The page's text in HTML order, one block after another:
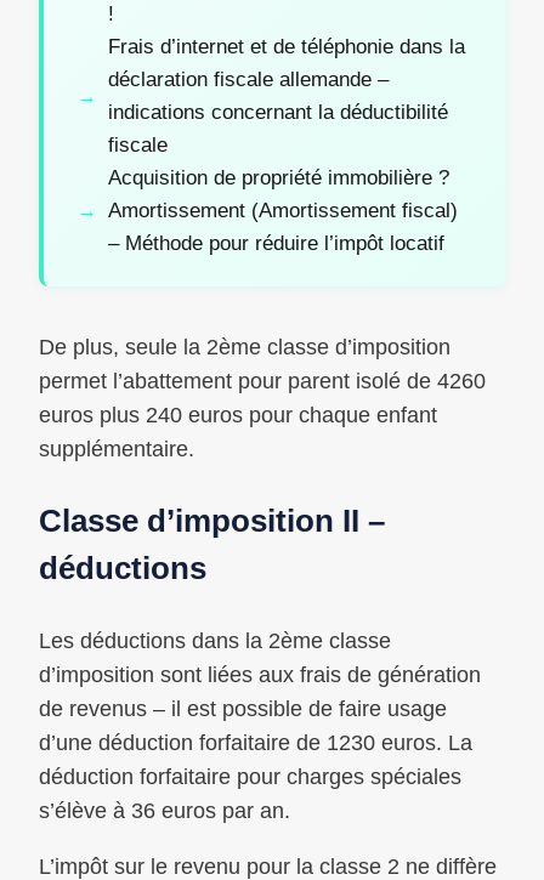
!
Frais d’internet et de téléphonie dans la
déclaration fiscale allemande –
indications concernant la déductibilité
fiscale
Acquisition de propriété immobilière ?
Amortissement (Amortissement fiscal)
– Méthode pour réduire l’impôt locatif
De plus, seule la 2ème classe d’imposition
permet l’abattement pour parent isolé de 4260
euros plus 240 euros pour chaque enfant
supplémentaire.
Classe d’imposition II –
déductions
Les déductions dans la 2ème classe
d’imposition sont liées aux frais de génération
de revenus – il est possible de faire usage
d’une déduction forfaitaire de 1230 euros. La
déduction forfaitaire pour charges spéciales
s’élève à 36 euros par an.
L’impôt sur le revenu pour la classe 2 ne diffère